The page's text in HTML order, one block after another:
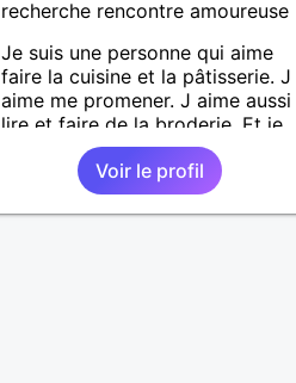
recherche rencontre amoureuse
Je suis une personne qui aime
faire la cuisine et la pâtisserie. J
aime me promener. J aime aussi
lire et faire de la broderie. Et je
suis malade depuis ma
naissance. Voir le profil